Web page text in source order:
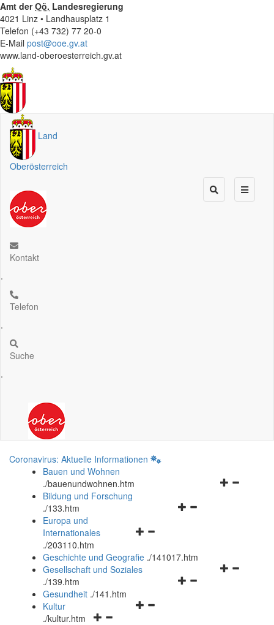
Amt derOö. Landesregierung
4021 Linz • Landhausplatz 1
Telefon (+43 732) 77 20-0
E-Mail post@ooe.gv.at
www.land-oberoesterreich.gv.at
Land
Oberösterreich
Kontakt
.
Telefon
.
Suche
.
Coronavirus: Aktuelle Informationen
Bauen und Wohnen
./bauenundwohnen.htm
Navigationsmenü
Bildung und Forschung
./133.htm
Navigationsmenü
und
schließen
Europa und
Internationales
./203110.htm
Geschichte und Geografie ./141017.htm
Navigationsmenü
Gesellschaft und Soziales
./139.htm
Navigationsmenü
Gesundheit ./141.htm
Navigationsmenü
Kultur
./kultur.htm